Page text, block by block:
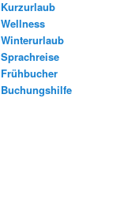
Kurzurlaub
Wellness
Winterurlaub
Sprachreise
Frühbucher
Buchungshilfe